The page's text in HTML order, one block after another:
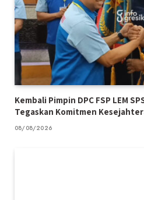
Kembali Pimpin DPC FSP LEM
Tegaskan Komitmen
08/08/2026